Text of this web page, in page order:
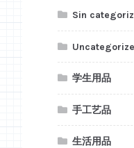
Sin
学生用品
手工艺品
生活用品